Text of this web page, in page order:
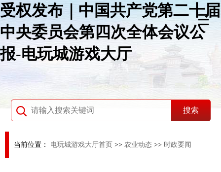
受权发布｜中国共产党第二十届
中央委员会第四次全体会议公
报-电玩城游戏大厅
当前位置： 电玩城游戏大厅首页 >> 农业动态 >> 时政要闻